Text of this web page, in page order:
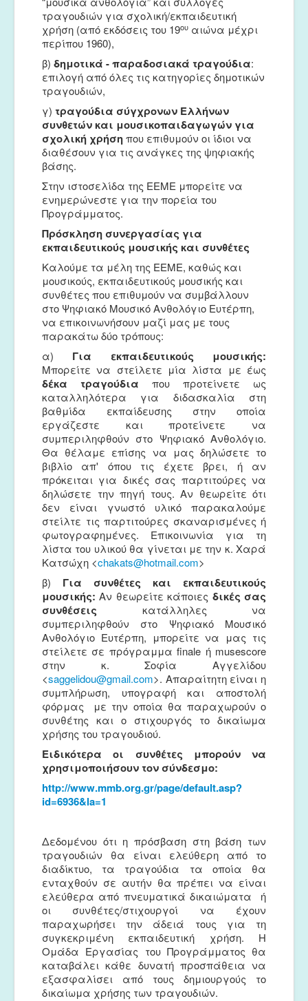
τραγουδιών για σχολική/εκπαιδευτική
χρήση (από εκδόσεις του 19ου αιώνα μέχρι
περίπου 1960),
β) δημοτικά - παραδοσιακά τραγούδια:
επιλογή από όλες τις κατηγορίες δημοτικών
τραγουδιών,
γ) τραγούδια σύγχρονων Ελλήνων
συνθετών και μουσικοπαιδαγωγών για
σχολική χρήσηπου επιθυμούν οι ίδιοι να
διαθέσουν για τις ανάγκες της ψηφιακής
βάσης.
Στην ιστοσελίδα της ΕΕΜΕ μπορείτε να
ενημερώνεστε για την πορεία του
Προγράμματος.
Πρόσκληση συνεργασίας για
εκπαιδευτικούς μουσικής και συνθέτες
Καλούμε τα μέλη της ΕΕΜΕ, καθώς και
μουσικούς, εκπαιδευτικούς μουσικής και
συνθέτες που επιθυμούν να συμβάλλουν
στο Ψηφιακό Μουσικό Ανθολόγιο Ευτέρπη,
να επικοινωνήσουν μαζί μας με τους
παρακάτω δύο τρόπους:
α) Για εκπαιδευτικούς μουσικής:
Μπορείτε να στείλετε μία λίστα με έως
δέκα τραγούδια που προτείνετε ως
καταλληλότερα για διδασκαλία στη
βαθμίδα εκπαίδευσης στην οποία
εργάζεστε και προτείνετε να
συμπεριληφθούν στο Ψηφιακό Ανθολόγιο.
Θα θέλαμε επίσης να μας δηλώσετε το
βιβλίο απ' όπου τις έχετε βρει, ή αν
πρόκειται για δικές σας παρτιτούρες να
δηλώσετε την πηγή τους. Αν θεωρείτε ότι
δεν είναι γνωστό υλικό παρακαλούμε
στείλτε τις παρτιτούρες σκαναρισμένες ή
φωτογραφημένες. Επικοινωνία για τη
λίστα του υλικού θα γίνεται με την κ. Χαρά
Κατσώχη <chakats@hotmail.com>
β) Για συνθέτες και εκπαιδευτικούς
μουσικής:Αν θεωρείτε κάποιες δικές σας
συνθέσεις κατάλληλες να
συμπεριληφθούν στο Ψηφιακό Μουσικό
Ανθολόγιο Ευτέρπη, μπορείτε να μας τις
στείλετε σε πρόγραμμα finale ή musescore
στην κ. Σοφία Αγγελίδου
<saggelidou@gmail.com>. Απαραίτητη είναι η
συμπλήρωση, υπογραφή και αποστολή
φόρμας με την οποία θα παραχωρούν ο
συνθέτης και ο στιχουργός το δικαίωμα
χρήσης του τραγουδιού.
Ειδικότερα οι συνθέτες μπορούν να
χρησιμοποιήσουν τον σύνδεσμο:
http://www.mmb.org.gr/page/default.asp?
id=6936&la=1
Δεδομένου ότι η πρόσβαση στη βάση των
τραγουδιών θα είναι ελεύθερη από το
διαδίκτυο, τα τραγούδια τα οποία θα
ενταχθούν σε αυτήν θα πρέπει να είναι
ελεύθερα από πνευματικά δικαιώματα ή
οι συνθέτες/στιχουργοί να έχουν
παραχωρήσει την άδειά τους για τη
συγκεκριμένη εκπαιδευτική χρήση. Η
Ομάδα Εργασίας του Προγράμματος θα
καταβάλει κάθε δυνατή προσπάθεια να
εξασφαλίσει από τους δημιουργούς το
δικαίωμα χρήσης των τραγουδιών.